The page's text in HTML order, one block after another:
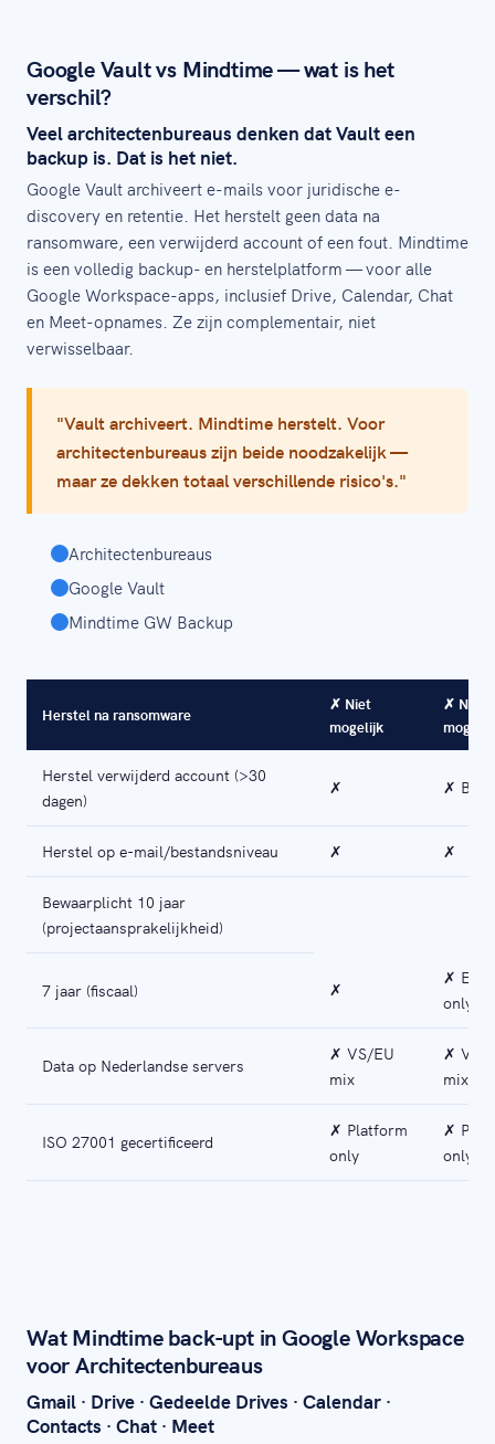
Google Vault vs Mindtime — wat is het
verschil?
Veel architectenbureaus denken dat Vault een
backup is. Dat is het niet.
Google Vault archiveert e-mails voor juridische e-
discovery en retentie. Het herstelt geen data na
ransomware, een verwijderd account of een fout. Mindtime
is een volledig backup- en herstelplatform — voor alle
Google Workspace-apps, inclusief Drive, Calendar, Chat
en Meet-opnames. Ze zijn complementair, niet
verwisselbaar.
"Vault archiveert. Mindtime herstelt. Voor
architectenbureaus zijn beide noodzakelijk —
maar ze dekken totaal verschillende risico's."
Architectenbureaus
Google Vault
Mindtime GW Backup
Herstel na ransomware
✗ Niet
mogelijk
✗ Niet
Herstel verwijderd account (>30
dagen)
✗ ✗
Herstel op e-mail/bestandsniveau ✗ ✗
Bewaarplicht 10 jaar
(projectaansprakelijkheid)
7 jaar (fiscaal) ✗
✗ E-
only
Data op Nederlandse servers
✗ VS/EU
mix
✗ VS/
mix
ISO 27001 gecertificeerd
✗ Platform
only
✗
only
Wat Mindtime back-upt in Google Workspace
voor Architectenbureaus
Gmail · Drive · Gedeelde Drives · Calendar ·
Contacts · Chat · Meet